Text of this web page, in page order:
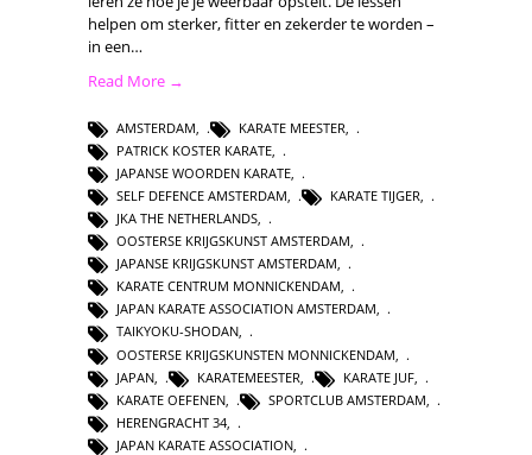
helpen om sterker, fitter en zekerder te worden –
in een…
Read More →
AMSTERDAM KARATE MEESTER
PATRICK KOSTER KARATE
JAPANSE WOORDEN KARATE,
SELF DEFENCE AMSTERDAM, KARATE TIJGER,
JKA THE NETHERLANDS,
OOSTERSE KRIJGSKUNST AMSTERDAM,
JAPANSE KRIJGSKUNST AMSTERDAM,
KARATE CENTRUM MONNICKENDAM,
JAPAN KARATE ASSOCIATION AMSTERDAM,
TAIKYOKU-SHODAN,
OOSTERSE KRIJGSKUNSTEN MONNICKENDAM
JAPAN
KARATEMEESTER KARATE JUF
KARATE OEFENEN
SPORTCLUB AMSTERDAM
HERENGRACHT 34
JAPAN KARATE ASSOCIATION